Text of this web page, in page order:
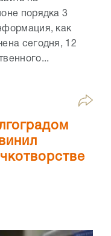
порядка 3
как
сегодня, 12